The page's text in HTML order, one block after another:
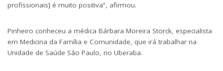
profissionais] é muito positiva”, afirmou.
Pinheiro conheceu a médica Bárbara Moreira Storck, especialista
em Medicina da Família e Comunidade, que irá trabalhar na
Unidade de Saúde São Paulo, no Uberaba.